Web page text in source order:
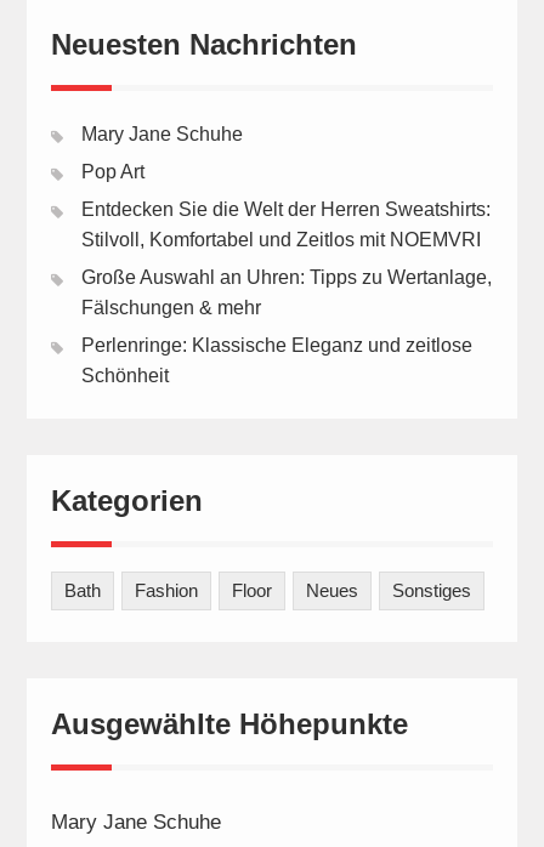
Neuesten Nachrichten
Mary Jane Schuhe
Pop Art
Entdecken Sie die Welt der Herren Sweatshirts:
Stilvoll, Komfortabel und Zeitlos mit NOEMVRI
Große Auswahl an Uhren: Tipps zu Wertanlage,
Fälschungen & mehr
Perlenringe: Klassische Eleganz und zeitlose
Schönheit
Kategorien
Bath Fashion Floor Neues Sonstiges
Ausgewählte Höhepunkte
Mary Jane Schuhe